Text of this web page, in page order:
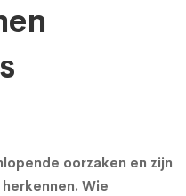
oorzaken en zijn
Wie